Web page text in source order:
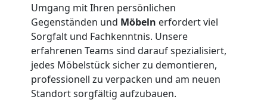
Umgang mit Ihren persönlichen
Gegenständen und Möbeln erfordert viel
Sorgfalt und Fachkenntnis. Unsere
erfahrenen Teams sind darauf spezialisiert,
jedes Möbelstück sicher zu demontieren,
professionell zu verpacken und am neuen
Standort sorgfältig aufzubauen.
und
Lagerung
Feldkirch